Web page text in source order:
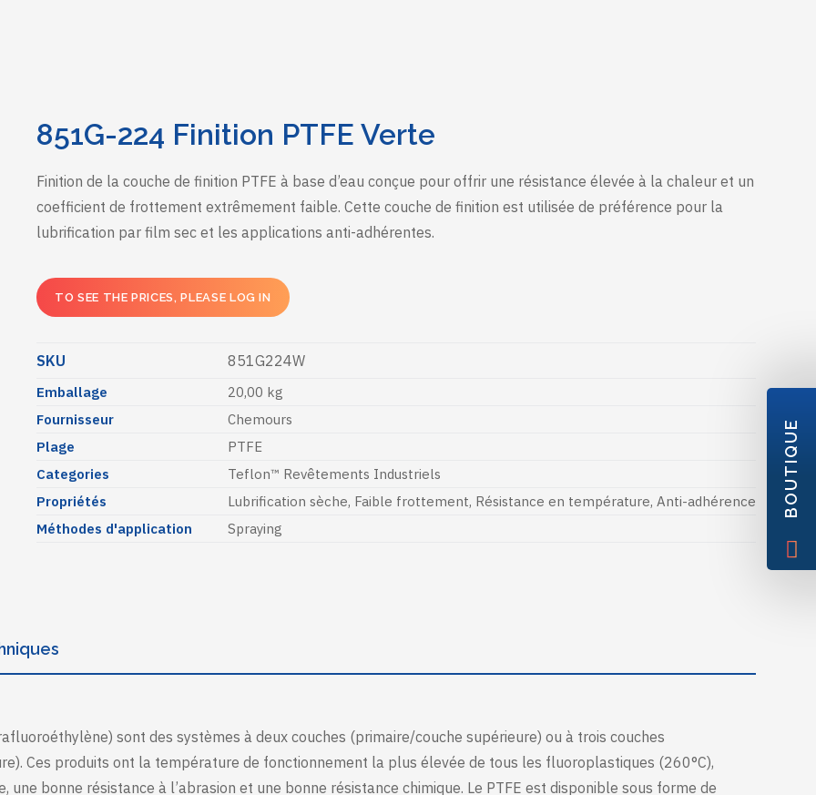
851G-224 Finition PTFE Verte
Finition de la couche de finition PTFE à base d’eau conçue pour offrir une résistance élevée à la chaleur et un
coefficient de frottement extrêmement faible. Cette couche de finition est utilisée de préférence pour la
lubrification par film sec et les applications anti-adhérentes.
TO SEE THE PRICES, PLEASE LOG IN
SKU 851G224W
Emballage
20,00 kg
Fournisseur
Chemours
Plage
PTFE
Categories
Teflon™ Revêtements Industriels
Propriétés
Lubrification sèche, Faible frottement, Résistance en température, Anti-adhérence
Méthodes d'application
Spraying
sont des systèmes à deux couches (primaire/couche supérieure) ou à trois couches
Ces produits ont la température de fonctionnement la plus élevée de tous les fluoroplastiques (260°C),
bonne résistance à l’abrasion et une bonne résistance chimique. Le PTFE est disponible sous forme de
BOUTIQUE